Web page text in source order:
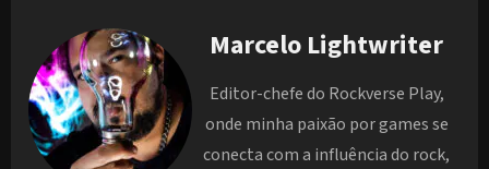
Marcelo Lightwriter
Editor-chefe do Rockverse Play,
onde minha paixão por games se
conecta com a influência do rock,